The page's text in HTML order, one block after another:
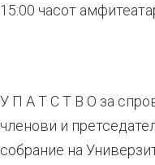
15:00 часот
У П А Т С Т В О за
членови и
собрание на